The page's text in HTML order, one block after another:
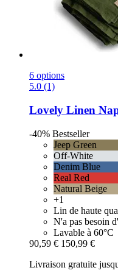
6 options
5.0 (1)
Lovely Linen
-40% Bestseller
Jeep Green
Off-White
Denim Blue
Real Red
Natural Beige
+1
Lin de haute
N'a pas besoin
Lavable à 60°C
90,59 € 150,99 €
Livraison gratuite